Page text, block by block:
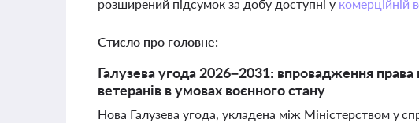
розширений підсумок за добу доступні у комерційній
Стисло про головне:
Галузева угода 2026–2031: впровадження права
ветеранів в умовах воєнного стану
Нова Галузева угода, укладена між Міністерством у